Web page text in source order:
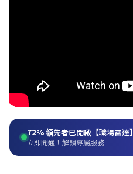
72%領先者已開啟【職場雷達】
立即開通！解鎖專屬服務